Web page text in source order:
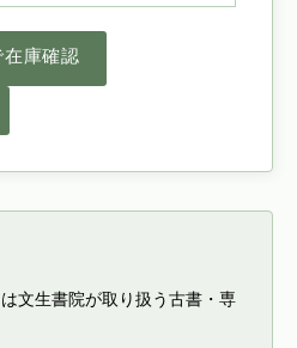
庫確認
文生書院が取り扱う古書・専